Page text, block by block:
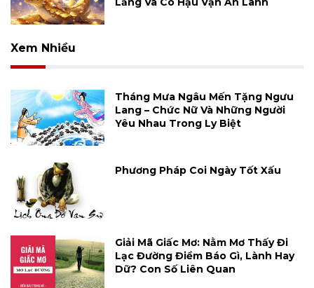
Xem Nhiều
Tháng Mưa Ngâu Mến Tặng Ngưu
Lang – Chức Nữ Và Những Người
Yêu Nhau Trong Ly Biệt
Phương Pháp Coi Ngày Tốt Xấu
Giải Mã Giấc Mơ: Nằm Mơ Thấy Đi
Lạc Đường Điềm Báo Gì, Lành Hay
Dữ? Con Số Liên Quan